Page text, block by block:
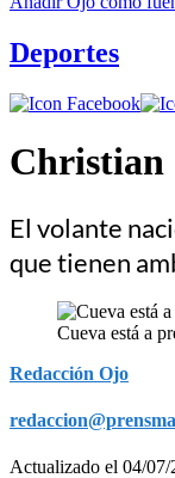
Deportes
Christian
El volante
que tienen
Cueva está a
Redacción Ojo
Actualizado el 04/